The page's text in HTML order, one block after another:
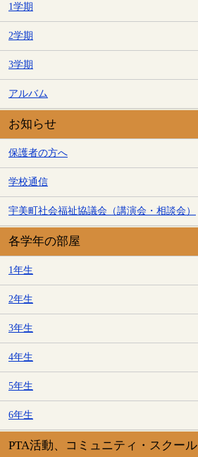
1学期
2学期
3学期
アルバム
お知らせ
保護者の方へ
学校通信
宇美町社会福祉協議会（講演会・相談会）
各学年の部屋
1年生
2年生
3年生
4年生
5年生
6年生
PTA活動、コミュニティ・スクール